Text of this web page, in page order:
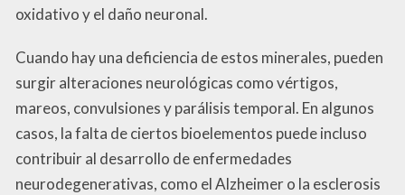
oxidativo y el daño neuronal.
Cuando hay una deficiencia de estos minerales, pueden
surgir alteraciones neurológicas como vértigos,
mareos, convulsiones y parálisis temporal. En algunos
casos, la falta de ciertos bioelementos puede incluso
contribuir al desarrollo de enfermedades
neurodegenerativas, como el Alzheimer o la esclerosis